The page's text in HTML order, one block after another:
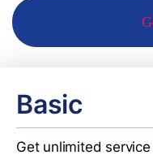
Basic
Get unlimited